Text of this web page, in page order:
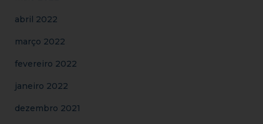
abril 2022
março 2022
fevereiro 2022
janeiro 2022
dezembro 2021